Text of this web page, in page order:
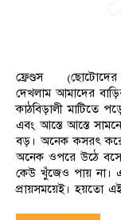
ফ্রেণ্ডস (ছোটোদের
দেখলাম আমাদের
কাঠবিড়ালী মাটিতে
এবং আস্তে আস্তে
বড়। অনেক কসরৎ
অনেক ওপরে উঠে
কেউ খুঁজেও পায় না।
প্রায়সময়েই। হয়তো